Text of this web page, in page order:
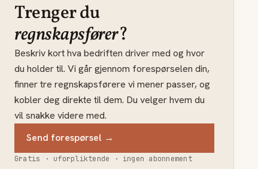
Trenger du
regnskapsfører?
Beskriv kort hva bedriften driver med og hvor
du holder til. Vi går gjennom forespørselen din,
finner tre regnskapsførere vi mener passer, og
kobler deg direkte til dem. Du velger hvem du
vil snakke videre med.
Send forespørsel →
Gratis · uforpliktende · ingen abonnement